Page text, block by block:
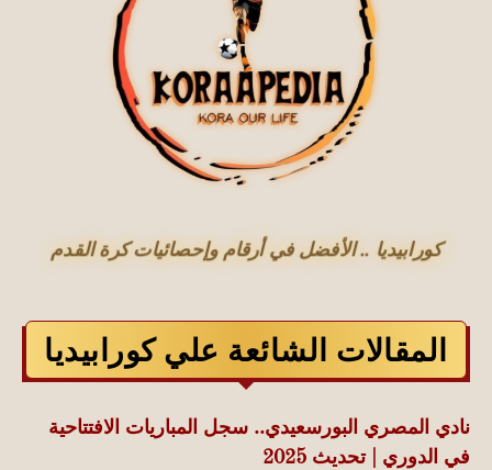
كورابيديا .. الأفضل في أرقام وإحصائيات كرة القدم
المقالات الشائعة علي كورابيديا
نادي المصري البورسعيدي.. سجل المباريات الافتتاحية
في الدوري | تحديث 2025